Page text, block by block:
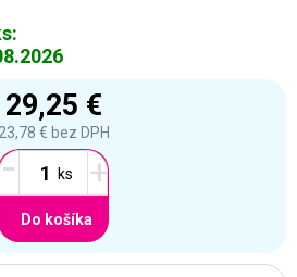
29,25 €
23,78 € bez DPH
- +
Do košíka